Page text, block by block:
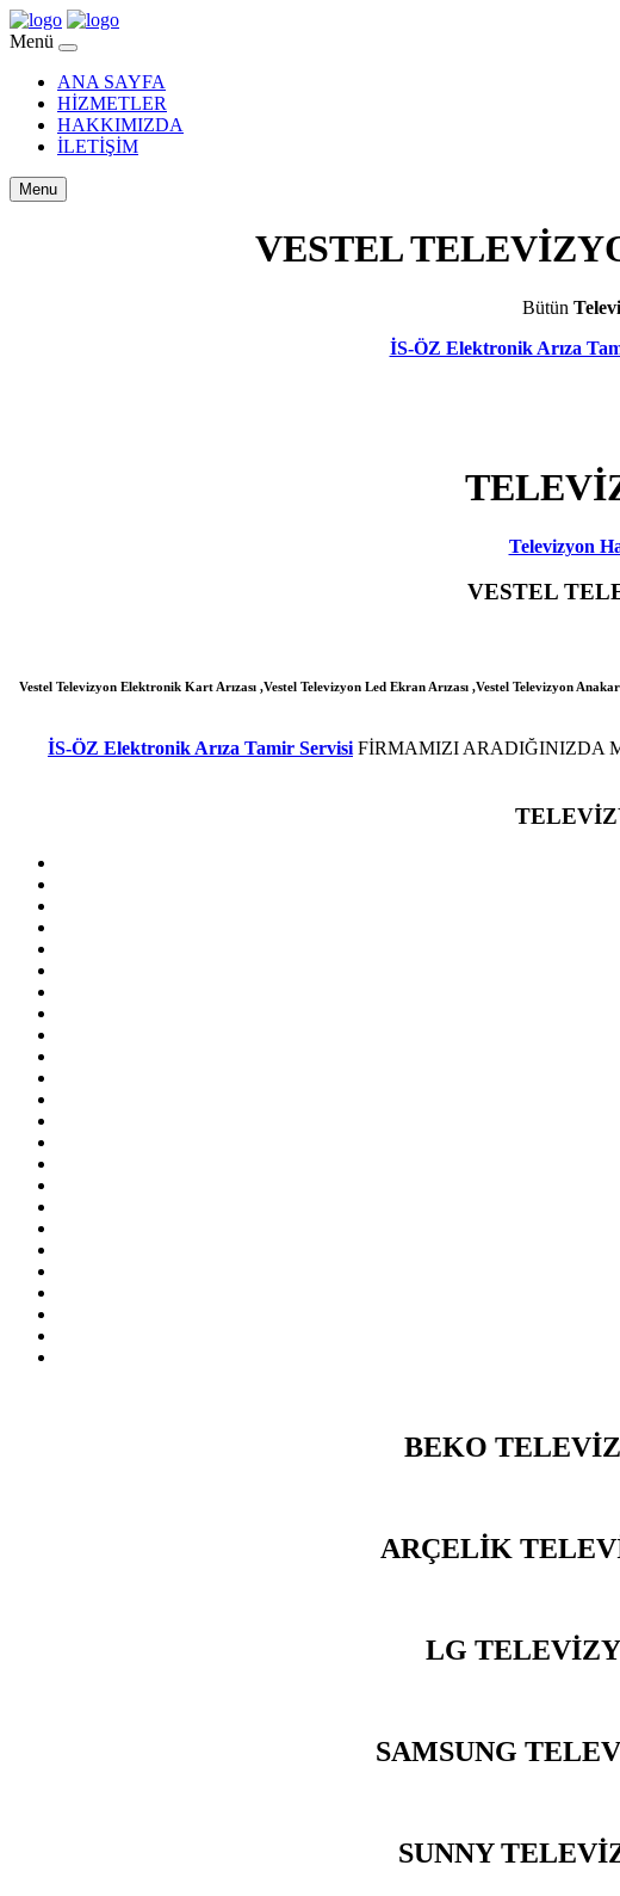
Menü
ANA SAYFA
HİZMETLER
HAKKIMIZDA
İLETİŞİM
Menu
VESTEL
Bütün
İS-ÖZ Elektronik Arıza
Televizyon
VESTEL
Vestel Televizyon Elektronik Kart Arızası ,Vestel Televizyon Led Ekran Arızası ,Vestel Televizyon
İS-ÖZ Elektronik Arıza Tamir Servisi FİRMAMIZI ARADIĞINIZDA
BEKO
ARÇELİK
LG
SAMSUNG
SUNNY